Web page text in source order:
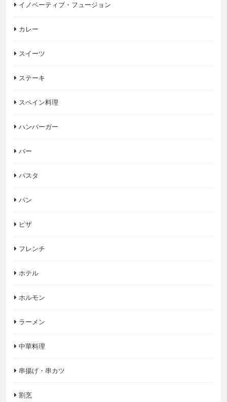
イノベーティブ・フュージョン
カレー
スイーツ
ステーキ
スペイン料理
ハンバーガー
バー
パスタ
パン
ピザ
フレンチ
ホテル
ホルモン
ラーメン
中華料理
串揚げ・串カツ
割烹